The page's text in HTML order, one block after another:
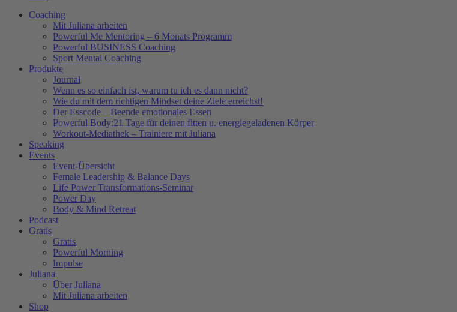
Coaching
Mit Juliana arbeiten
Powerful Me Mentoring – 6 Monats Programm
Powerful BUSINESS Coaching
Sport Mental Coaching
Produkte
Journal
Wenn es so einfach ist, warum tu ich es dann nicht?
Wie du mit dem richtigen Mindset deine Ziele erreichst!
Der Esscode – Beende emotionales Essen
Powerful Body:21 Tage für deinen fitten u. energiegeladenen Körper
Workout-Mediathek – Trainiere mit Juliana
Speaking
Events
Event-Übersicht
Female Leadership & Balance Days
Life Power Transformations-Seminar
Power Day
Body & Mind Retreat
Podcast
Gratis
Gratis
Powerful Morning
Impulse
Juliana
Über Juliana
Mit Juliana arbeiten
Shop